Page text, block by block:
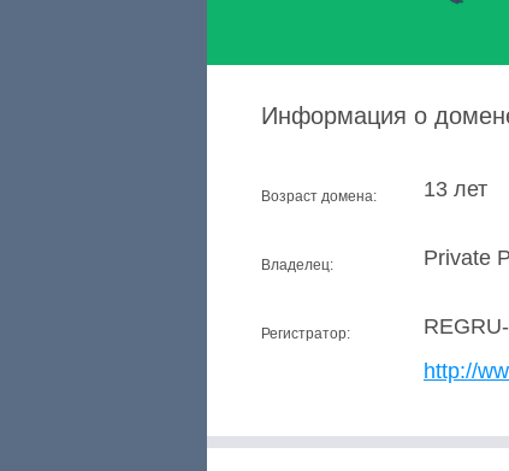
Информация о
Возраст домена: 13 лет
Владелец: Private
Регистратор:
http://